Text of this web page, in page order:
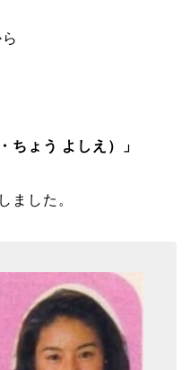
ちょう よしえ）」
ました。